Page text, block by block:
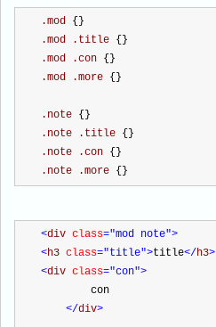
.mod {}
.mod .title {}
.mod .con {}
.mod .more {}
.note {}
.note .title {}
.note .con {}
.note .more {}
<div class="mod note">
<h3 class="title">title</h3>
<div class="con">
        con
</div>